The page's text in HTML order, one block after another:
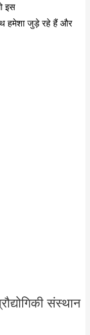
इस
हमेशा जुड़े रहे हैं और
संस्थान